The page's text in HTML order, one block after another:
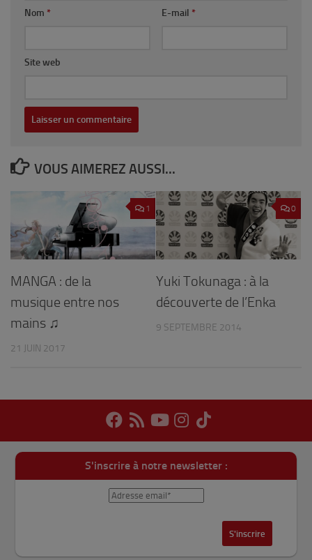
Nom * E-mail *
Site web
VOUS AIMEREZ AUSSI...
1
MANGA : de la
musique entre nos
mains ♫
21 JUIN 2017
0
Yuki Tokunaga : à la
découverte de l’Enka
9 SEPTEMBRE 2014
S'inscrire à notre newsletter :